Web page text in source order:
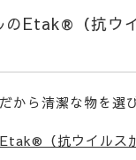
のEtak®（抗ウ
から清潔な物を選
Etak®（抗ウイルス